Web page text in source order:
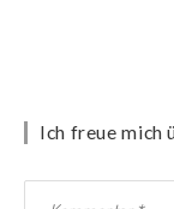
Ich freue mich